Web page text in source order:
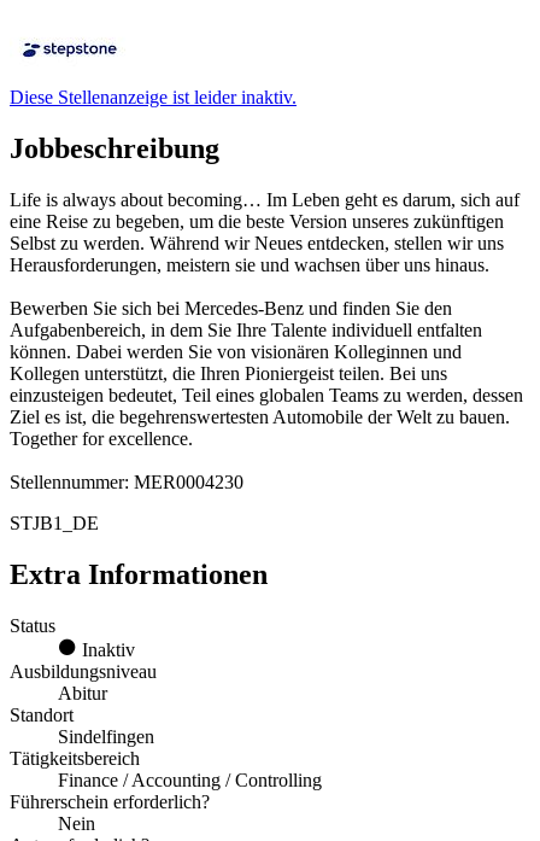
Diese Stellenanzeige ist leider inaktiv.
Jobbeschreibung
Life is always about becoming… Im Leben geht es darum, sich auf
eine Reise zu begeben, um die beste Version unseres zukünftigen
Selbst zu werden. Während wir Neues entdecken, stellen wir uns
Herausforderungen, meistern sie und wachsen über uns hinaus.
Bewerben Sie sich bei Mercedes-Benz und finden Sie den
Aufgabenbereich, in dem Sie Ihre Talente individuell entfalten
können. Dabei werden Sie von visionären Kolleginnen und
Kollegen unterstützt, die Ihren Pioniergeist teilen. Bei uns
einzusteigen bedeutet, Teil eines globalen Teams zu werden, dessen
Ziel es ist, die begehrenswertesten Automobile der Welt zu bauen.
Together for excellence.
Stellennummer: MER0004230
STJB1_DE
Extra Informationen
Status
Inaktiv
Ausbildungsniveau
Abitur
Standort
Sindelfingen
Tätigkeitsbereich
Finance / Accounting / Controlling
Führerschein erforderlich?
Nein